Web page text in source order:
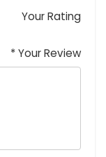
Your Rating
Your Review
*